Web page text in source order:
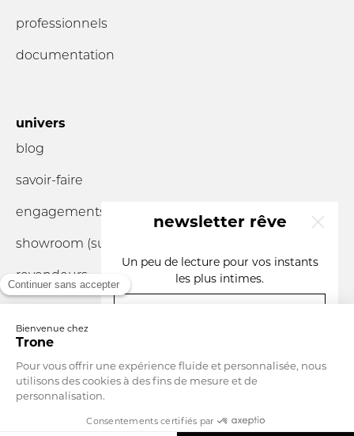
professionnels
documentation
univers
blog
savoir-faire
engagements
showroom (sur
revendeurs
Devise
Monaco Langue
Français
newsletter rêve
Un peu de lecture pour vos instants
les plus intimes.
votre e-mail
S'INSCRIRE
En m'abonnant, j'accepte que Trone traite mes données personnelles